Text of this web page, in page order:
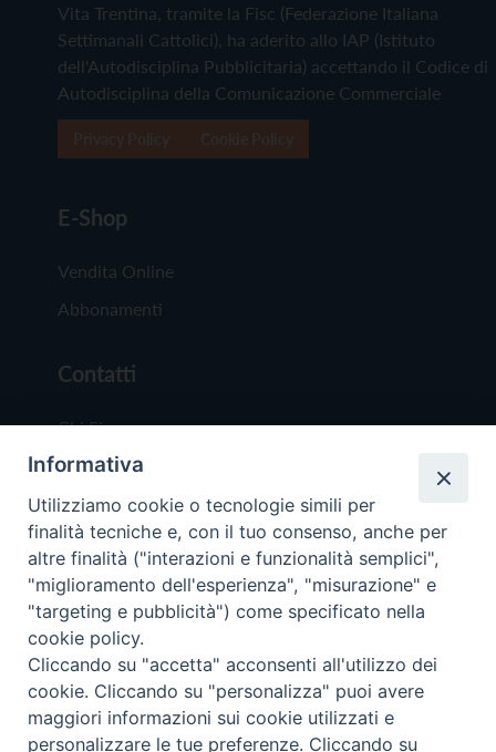
Vita Trentina, tramite la Fisc (Federazione Italiana
Settimanali Cattolici), ha aderito allo IAP (Istituto
dell'Autodisciplina Pubblicitaria) accettando il Codice di
Autodisciplina della Comunicazione Commerciale
E-Shop
Vendita Online
Abbonamenti
Contatti
Chi Siamo
Redazione
Scrivici
Copyright © 2019 - Tutti i diritti riservati - Vita
Trentina Editrice
Privacy Policy
Informativa
Utilizziamo cookie o tecnologie simili per
finalità tecniche e, con il tuo consenso, anche per
altre finalità ("interazioni e funzionalità semplici",
"miglioramento dell'esperienza", "misurazione" e
"targeting e pubblicità") come specificato nella
cookie policy.
Cliccando su "accetta" acconsenti all'utilizzo dei
cookie. Cliccando su "personalizza" puoi avere
maggiori informazioni sui cookie utilizzati e
personalizzare le tue preferenze. Cliccando su